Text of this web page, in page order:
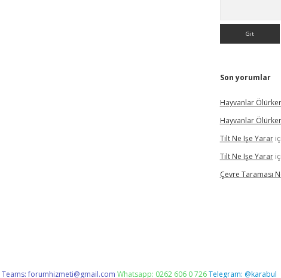
Son yorumlar
Hayvanlar
Hayvanlar
Tilt Ne Işe Yarar
Tilt Ne Işe Yarar
Çevre Taraması
Teams:forumhizmeti@gmail.com Whatsapp: 0262 606 0 726Telegram: @karabul